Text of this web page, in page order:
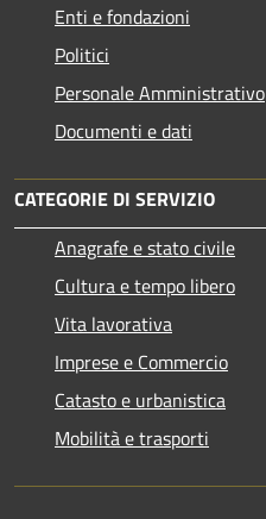
Enti e fondazioni
Politici
Personale Amministrativo
Documenti e dati
CATEGORIE DI SERVIZIO
Anagrafe e stato civile
Cultura e tempo libero
Vita lavorativa
Imprese e Commercio
Catasto e urbanistica
Mobilità e trasporti